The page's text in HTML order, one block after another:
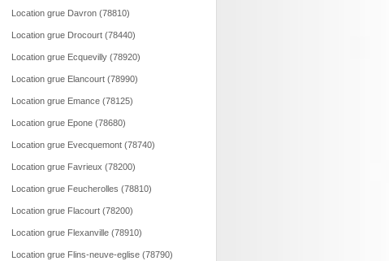
Location grue Davron (78810)
Location grue Drocourt (78440)
Location grue Ecquevilly (78920)
Location grue Elancourt (78990)
Location grue Emance (78125)
Location grue Epone (78680)
Location grue Evecquemont (78740)
Location grue Favrieux (78200)
Location grue Feucherolles (78810)
Location grue Flacourt (78200)
Location grue Flexanville (78910)
Location grue Flins-neuve-eglise (78790)